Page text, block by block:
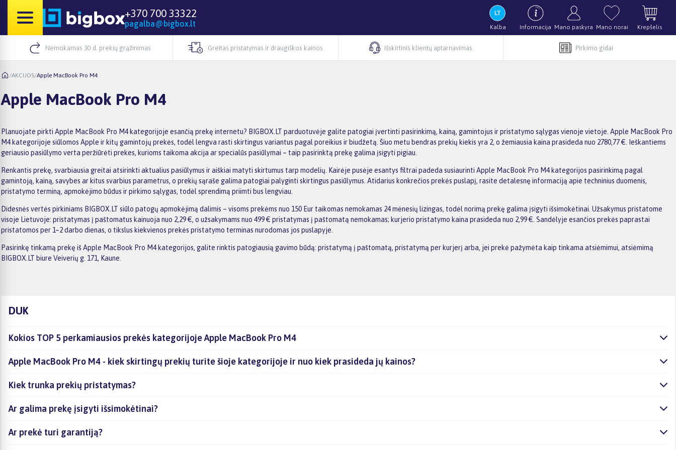
+370 700 33322
pagalba@bigbox.lt Kalba Informacija Mano paskyra Mano norai Krepšelis
Nemokamas 30 d. prekių grąžinimas Greitas pristatymas ir draugiškos kainos Išskirtinis klientų aptarnavimas Pirkimo gidai
/AKCIJOS/Apple MacBook Pro M4
Apple MacBook Pro M4
Planuojate pirkti Apple MacBook Pro M4 kategorijoje esančią prekę internetu? BIGBOX.LT parduotuvėje galite patogiai įvertinti pasirinkimą, kainą, gamintojus ir pristatymo sąlygas vienoje vietoje. Apple MacBook Pro
M4 kategorijoje siūlomos Apple ir kitų gamintojų prekės, todėl lengva rasti skirtingus variantus pagal poreikius ir biudžetą. Šiuo metu bendras prekių kiekis yra 2, o žemiausia kaina prasideda nuo 2780,77 €. Ieškantiems
geriausio pasiūlymo verta peržiūrėti prekes, kurioms taikoma akcija ar specialūs pasiūlymai – taip pasirinktą prekę galima įsigyti pigiau.
Renkantis prekę, svarbiausia greitai atsirinkti aktualius pasiūlymus ir aiškiai matyti skirtumus tarp modelių. Kairėje pusėje esantys filtrai padeda susiaurinti Apple MacBook Pro M4 kategorijos pasirinkimą pagal
gamintoją, kainą, savybes ar kitus svarbius parametrus, o prekių sąraše galima patogiai palyginti skirtingus pasiūlymus. Atidarius konkrečios prekės puslapį, rasite detalesnę informaciją apie techninius duomenis,
pristatymo terminą, apmokėjimo būdus ir pirkimo sąlygas, todėl sprendimą priimti bus lengviau.
Didesnės vertės pirkiniams BIGBOX.LT siūlo patogų apmokėjimą dalimis – visoms prekėms nuo 150 Eur taikomas nemokamas 24 mėnesių lizingas, todėl norimą prekę galima įsigyti išsimokėtinai. Užsakymus pristatome
visoje Lietuvoje: pristatymas į paštomatus kainuoja nuo 2,29 €, o užsakymams nuo 499 € pristatymas į paštomatą nemokamas; kurjerio pristatymo kaina prasideda nuo 2,99 €. Sandėlyje esančios prekės paprastai
pristatomos per 1–2 darbo dienas, o tikslus kiekvienos prekės pristatymo terminas nurodomas jos puslapyje.
Pasirinkę tinkamą prekę iš Apple MacBook Pro M4 kategorijos, galite rinktis patogiausią gavimo būdą: pristatymą į paštomatą, pristatymą per kurjerį arba, jei prekė pažymėta kaip tinkama atsiėmimui, atsiėmimą
BIGBOX.LT biure Veiverių g. 171, Kaune.
DUK
Kokios TOP 5 perkamiausios prekės kategorijoje Apple MacBook Pro M4
Apple MacBook Pro M4 - kiek skirtingų prekių turite šioje kategorijoje ir nuo kiek prasideda jų kainos?
Kiek trunka prekių pristatymas?
Ar galima prekę įsigyti išsimokėtinai?
Ar prekė turi garantiją?